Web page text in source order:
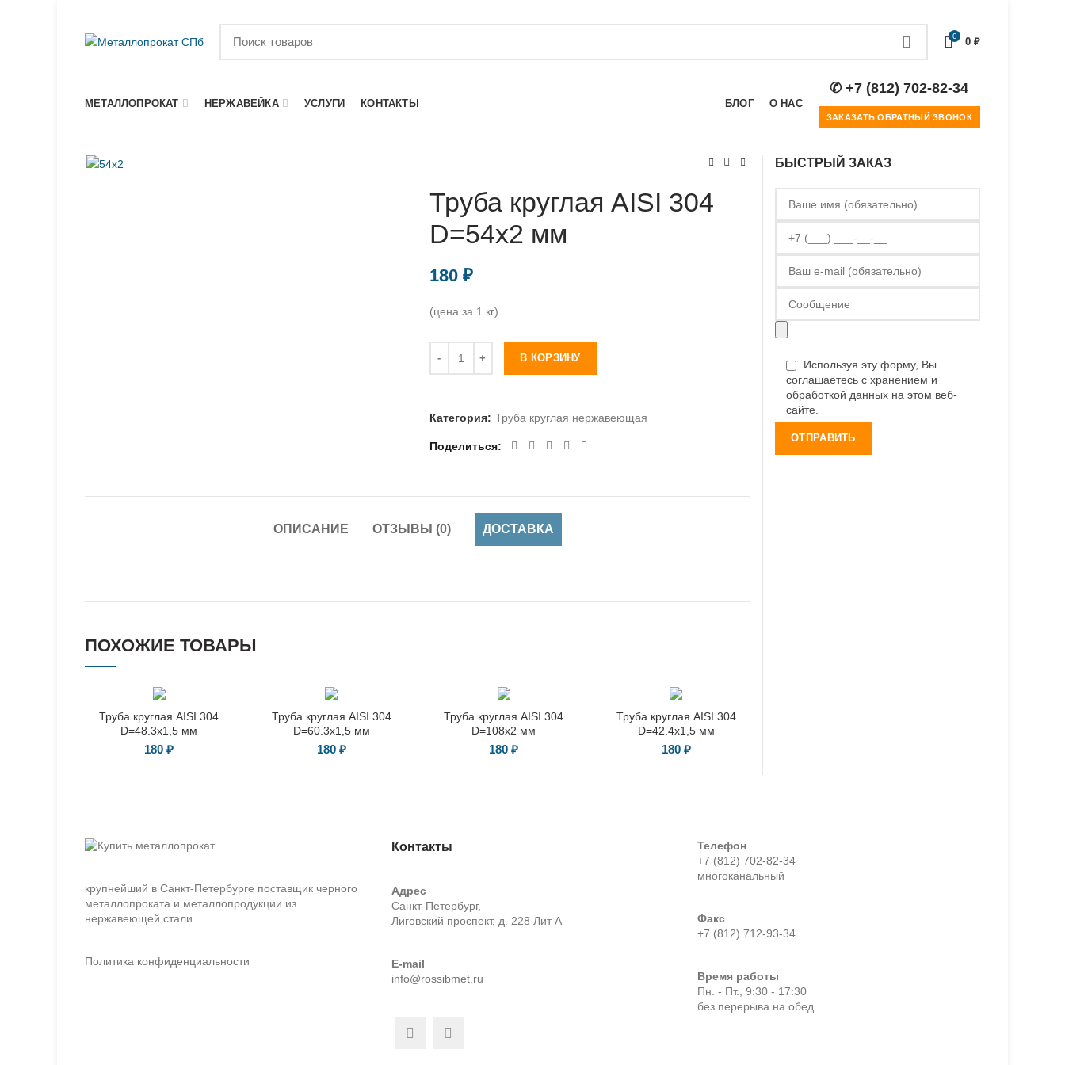
0 0 ₽
МЕТАЛЛОПРОКАТ НЕРЖАВЕЙКА УСЛУГИ КОНТАКТЫ БЛОГ О НАС
✆ +7 (812) 702-82-34
ЗАКАЗАТЬ ОБРАТНЫЙ ЗВОНОК
Труба круглая AISI 304
D=54х2 мм
180 ₽
(цена за 1 кг)
В КОРЗИНУ
Категория: Труба круглая нержавеющая
Поделиться
ОПИСАНИЕ ОТЗЫВЫ (0) ДОСТАВКА
ПОХОЖИЕ ТОВАРЫ
Труба круглая AISI 304
D=48.3х1,5 мм
180₽
Труба круглая AISI 304
D=60.3х1,5 мм
180 ₽
Труба круглая AISI 304
D=108х2 мм
180₽
Труба круглая AISI 304
D=42.4х1,5 мм
180 ₽
БЫСТРЫЙ ЗАКАЗ
Используя эту форму, Вы
соглашаетесь с хранением и
обработкой данных на этом веб-
сайте.
крупнейший в Санкт-Петербурге поставщик черного
металлопроката и металлопродукции из
нержавеющей стали.
Политика конфиденциальности
Контакты
Адрес
Санкт-Петербург,
Лиговский проспект, д. 228 Лит А
E-mail
info@rossibmet.ru
Телефон
+7 (812) 702-82-34
многоканальный
Факс
+7 (812) 712-93-34
Время работы
Пн. - Пт., 9:30 - 17:30
без перерыва на обед